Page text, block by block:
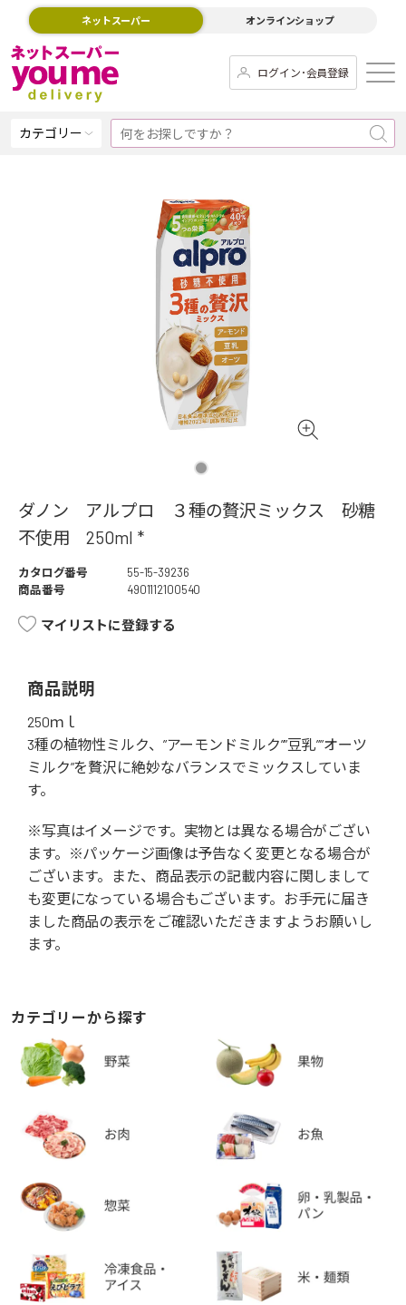
ネットスーパー オンラインショップ
ログイン･会員登録
カテゴリー
ダノン アルプロ ３種の贅沢ミックス 砂糖
不使用 250ml *
カタログ番号
55-15-39236
商品番号
4901112100540
マイリストに登録する
商品説明
250ｍｌ
3種の植物性ミルク、”アーモンドミルク””豆乳””オーツ
ミルク”を贅沢に絶妙なバランスでミックスしていま
す。
※写真はイメージです。実物とは異なる場合がござい
ます。※パッケージ画像は予告なく変更となる場合が
ございます。また、商品表示の記載内容に関しまして
も変更になっている場合もございます。お手元に届き
ました商品の表示をご確認いただきますようお願いし
ます。
カテゴリーから探す